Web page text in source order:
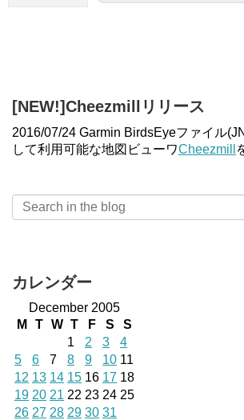
[NEW!]Cheezmillリリース
2016/07/24 Garmin BirdsEyeファイル
して利用可能な地図ビューワCheezmill
カレンダー
December 2005
M
T W T F S
S
1
2 3
4
5
6 7 8 9 10 11
12 13 14 15 16 17 18
19 20 21 22 23 24 25
26 27 28 29 30 31